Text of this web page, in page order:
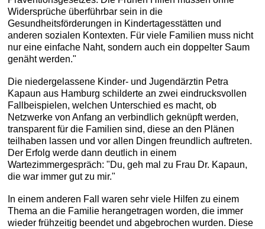
Widersprüche überführbar sein in die
Gesundheitsförderungen in Kindertagesstätten und
anderen sozialen Kontexten. Für viele Familien muss nicht
nur eine einfache Naht, sondern auch ein doppelter Saum
genäht werden."
Die niedergelassene Kinder- und Jugendärztin Petra
Kapaun aus Hamburg schilderte an zwei eindrucksvollen
Fallbeispielen, welchen Unterschied es macht, ob
Netzwerke von Anfang an verbindlich geknüpft werden,
transparent für die Familien sind, diese an den Plänen
teilhaben lassen und vor allen Dingen freundlich auftreten.
Der Erfolg werde dann deutlich in einem
Wartezimmergespräch: "Du, geh mal zu Frau Dr. Kapaun,
die war immer gut zu mir."
In einem anderen Fall waren sehr viele Hilfen zu einem
Thema an die Familie herangetragen worden, die immer
wieder frühzeitig beendet und abgebrochen wurden. Diese